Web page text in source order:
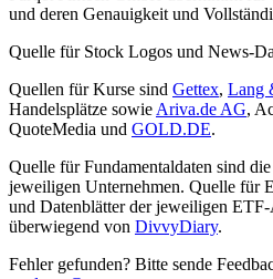
und deren Genauigkeit und
Quelle für Stock Logos und News-
Quellen für Kurse sind Gettex, Lang
Handelsplätze sowie Ariva.de AG,
QuoteMedia und GOLD.DE.
Quelle für Fundamentaldaten sind
jeweiligen Unternehmen. Quelle für
und Datenblätter der jeweiligen
überwiegend von DivvyDiary.
Fehler gefunden? Bitte sende